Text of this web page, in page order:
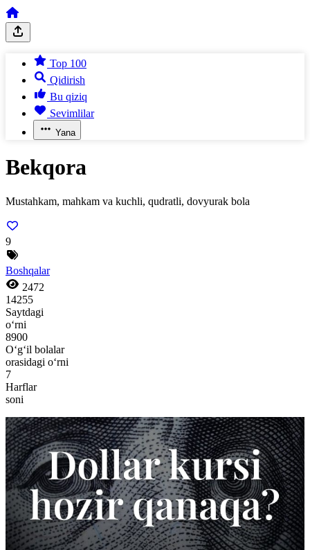
Top 100
Qidirish
Bu qiziq
Sevimlilar
Yana
Bekqora
Mustahkam, mahkam va kuchli, qudratli, dovyurak bola
9
Boshqalar
2472
14255
Saytdagi
o‘rni
8900
O‘g‘il bolalar
orasidagi o‘rni
7
Harflar
soni